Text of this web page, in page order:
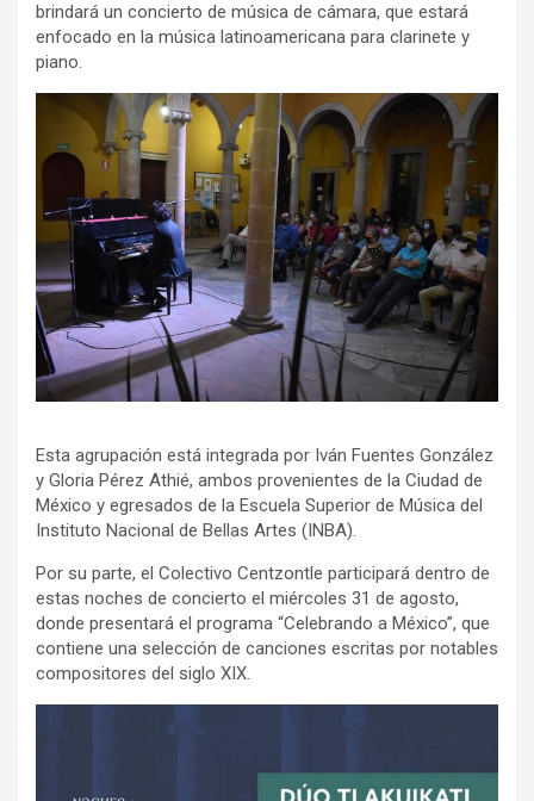
brindará un concierto de música de cámara, que estará
enfocado en la música latinoamericana para clarinete y
piano.
Esta agrupación está integrada por Iván Fuentes González
y Gloria Pérez Athié, ambos provenientes de la Ciudad de
México y egresados de la Escuela Superior de Música del
Instituto Nacional de Bellas Artes (INBA).
Por su parte, el Colectivo Centzontle participará dentro de
estas noches de concierto el miércoles 31 de agosto,
donde presentará el programa “Celebrando a México”, que
contiene una selección de canciones escritas por notables
compositores del siglo XIX.